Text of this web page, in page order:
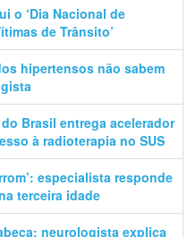
o ‘Dia Nacional de
de Trânsito’
hipertensos não sabem
Brasil entrega acelerador
à radioterapia no SUS
especialista responde
terceira idade
neurologista explica